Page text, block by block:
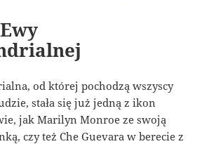
od której pochodzą wszyscy
stała się już jedną z ikon
jak Marilyn Monroe ze swoją
czy też Che Guevara w berecie z